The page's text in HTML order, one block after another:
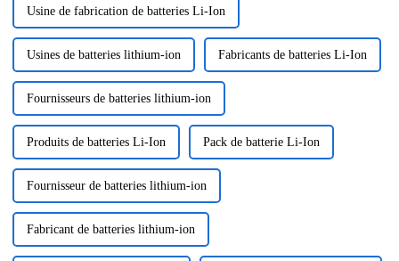
Usine de fabrication de batteries Li-Ion
Usines de batteries lithium-ion Fabricants de batteries Li-Ion
Fournisseurs de batteries lithium-ion
Produits de batteries Li-Ion Pack de batterie Li-Ion
Fournisseur de batteries lithium-ion
Fabricant de batteries lithium-ion